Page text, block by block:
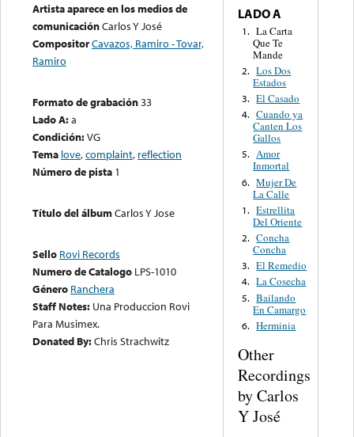
Artista aparece en los medios de
comunicaciónCarlos Y José
CompositorCavazos, Ramiro - Tovar,
Ramiro
Formato de grabación33
Lado A:a
Condición:VG
Tema love,complaint, reflection
Número de pista 1
Título del álbumCarlos Y Jose
Sello Rovi Records
Numero de Catalogo LPS-1010
Género Ranchera
Staff Notes: Una Produccion Rovi
Para Musimex.
Donated By:Chris Strachwitz
LADO A
1. La Carta
Que Te
Mande
2. Los Dos
Estados
3. El Casado
4. Cuando ya
Canten Los
Gallos
5. Amor
Inmortal
6. Mujer De
La Calle
1. Estrellita
Del Oriente
2. Concha
Concha
3. El Remedio
4. La Cosecha
5. Bailando
En Camargo
6. Herminia
Other
Recordings
by Carlos
Y José